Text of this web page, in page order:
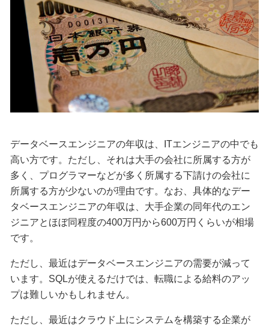
データベースエンジニアの年収は、ITエンジニアの中でも
高い方です。ただし、それは大手の会社に所属する方が
多く、プログラマーなどが多く所属する下請けの会社に
所属する方が少ないのが理由です。なお、具体的なデー
タベースエンジニアの年収は、大手企業の同年代のエン
ジニアとほぼ同程度の400万円から600万円くらいが相場
です。
ただし、最近はデータベースエンジニアの需要が減って
います。SQLが使えるだけでは、転職による給料のアッ
プは難しいかもしれません。
ただし、最近はクラウド上にシステムを構築する企業が